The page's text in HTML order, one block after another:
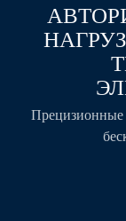
Прецизионные